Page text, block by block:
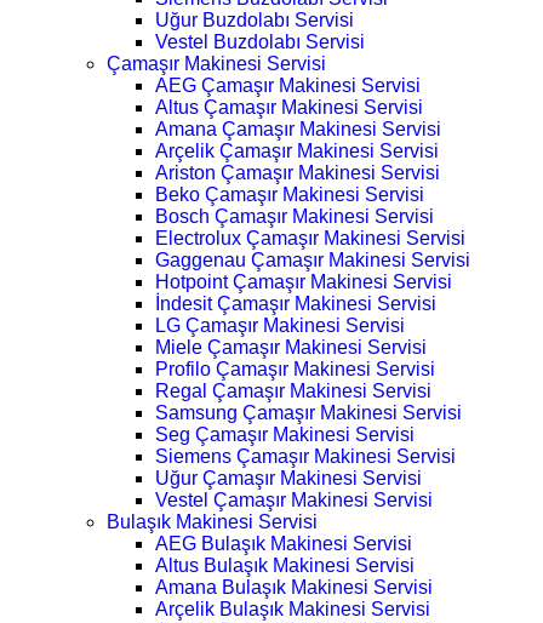
Uğur Buzdolabı Servisi
Vestel Buzdolabı Servisi
Çamaşır Makinesi Servisi
AEG Çamaşır Makinesi Servisi
Altus Çamaşır Makinesi Servisi
Amana Çamaşır Makinesi Servisi
Arçelik Çamaşır Makinesi Servisi
Ariston Çamaşır Makinesi Servisi
Beko Çamaşır Makinesi Servisi
Bosch Çamaşır Makinesi Servisi
Electrolux Çamaşır Makinesi Servisi
Gaggenau Çamaşır Makinesi Servisi
Hotpoint Çamaşır Makinesi Servisi
İndesit Çamaşır Makinesi Servisi
LG Çamaşır Makinesi Servisi
Miele Çamaşır Makinesi Servisi
Profilo Çamaşır Makinesi Servisi
Regal Çamaşır Makinesi Servisi
Samsung Çamaşır Makinesi Servisi
Seg Çamaşır Makinesi Servisi
Siemens Çamaşır Makinesi Servisi
Uğur Çamaşır Makinesi Servisi
Vestel Çamaşır Makinesi Servisi
Bulaşık Makinesi Servisi
AEG Bulaşık Makinesi Servisi
Altus Bulaşık Makinesi Servisi
Amana Bulaşık Makinesi Servisi
Arçelik Bulaşık Makinesi Servisi